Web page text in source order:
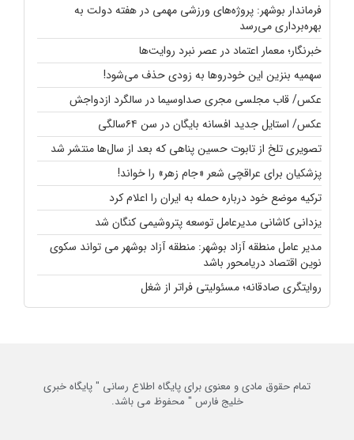
فرماندار بوشهر: پروژه‌های ورزشی مهمی در هفته دولت به
بهره‌برداری می‌رسد
خبرنگار؛ معمار اعتماد در عصر نبرد روایت‌ها
سهمیه بنزین این خودروها به زودی حذف می‌شود!
عکس/ قاب مجلسی مجری صداوسیما در سالگرد ازدواجش
عکس/ استایل جدید افسانه بایگان در سن ۶۴سالگی
تصویری تلخ از تابوت حسین پناهی که بعد از سال‌ها منتشر شد
پزشکیان برای عراقچی شعر «جام زهر» را خواند!
ترکیه موضع خود درباره حمله به ایران را اعلام کرد
یزدانی کاشانی مدیرعامل توسعه پتروشیمی کنگان شد
مدیر عامل منطقه آزاد بوشهر: منطقه آزاد بوشهر می تواند سکوی
نوین اقتصاد دریامحور باشد
روایتگری صادقانه؛ مسئولیتی فراتر از شغل
تمام حقوق مادی و معنوی برای پایگاه اطلاع رسانی " پایگاه خبری
خلیج فارس " محفوظ می باشد.